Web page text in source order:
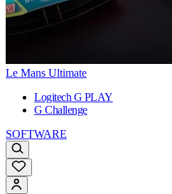
Le Mans Ultimate
Logitech G PLAY
G Challenge
SOFTWARE